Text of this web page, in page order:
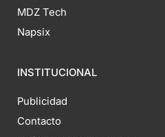
MDZ Tech
Napsix
INSTITUCIONAL
Publicidad
Contacto